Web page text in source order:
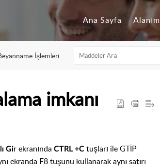
Ana Sayfa Alanım
İşlemleri
imkanı
Gir ekranında CTRL +C tuşları ile GTİP
ekranda F8 tuşunu kullanarak aynı satırı